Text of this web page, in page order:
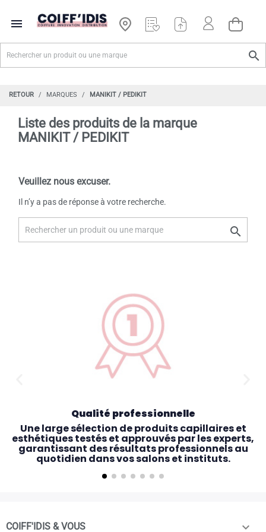


RETOUR MARQUES MANIKIT / PEDIKIT
Liste des produits de la marque
MANIKIT / PEDIKIT
Veuillez nous excuser.
Il n’y a pas de réponse à votre recherche.

Qualité professionnelle
Une large sélection de produits capillaires et
esthétiques testés et approuvés par les experts,
garantissant des résultats professionnels au
quotidien dans vos salons et instituts.
COIFF'IDIS & VOUS 